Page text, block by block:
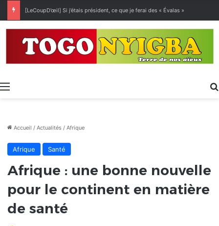
[LeCoupD’œil] Si j’étais président, ce que je ferai des « Évalas »
Menu
Accueil / Actualités / Afrique
Afrique Santé
Afrique : une bonne nouvelle
pour le continent en matière
de santé